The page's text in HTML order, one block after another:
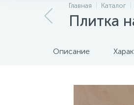
Главная Каталог
Плитка
Описание